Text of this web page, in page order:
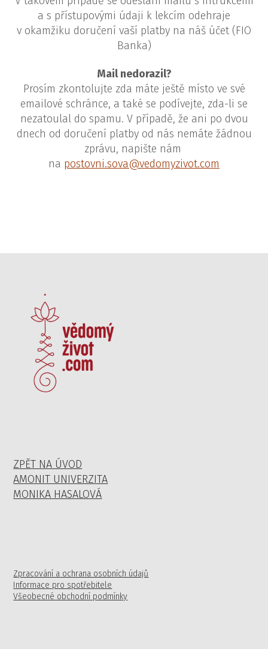
a s přístupovými údaji k lekcím odehraje
v okamžiku doručení vaší platby na náš účet (FIO
Banka)
Mail nedorazil?
Prosím zkontolujte zda máte ještě místo ve své
emailové schránce, a také se podívejte, zda-li se
nezatoulal do spamu. V případě, že ani po dvou
dnech od doručení platby od nás nemáte žádnou
zprávu, napište nám
na postovni.sova@vedomyzivot.com
ZPĚT NA ÚVOD
AMONIT UNIVERZITA
MONIKA HASALOVÁ
Zpracování a ochrana osobních údajů
Informace pro spotřebitele
Všeobecné obchodní podmínky